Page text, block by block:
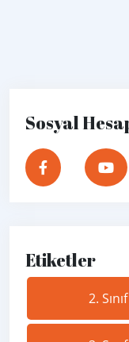
Sosyal
Etiketler
2.